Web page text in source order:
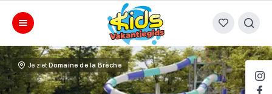
Je ziet Domaine de la Brèche